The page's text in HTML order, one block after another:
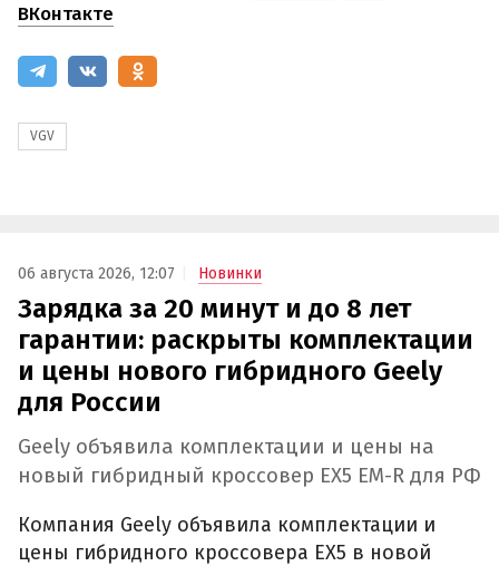
ВКонтакте
VGV
06 августа 2026, 12:07 Новинки
Зарядка за 20 минут и до 8 лет
гарантии: раскрыты комплектации
и цены нового гибридного Geely
для России
Geely объявила комплектации и цены на
новый гибридный кроссовер EX5 EM-R для РФ
Компания Geely объявила комплектации и
цены гибридного кроссовера EX5 в новой